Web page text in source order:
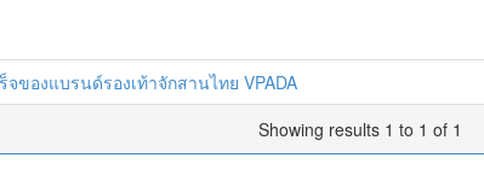
ของแบรนด์รองเท้าจักสานไทย VPADA
Showing results 1 to 1 of 1